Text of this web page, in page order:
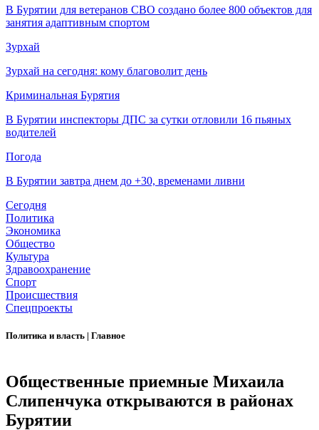
В Бурятии для ветеранов СВО создано более 800 объектов для
занятия адаптивным спортом
Зурхай
Зурхай на сегодня: кому благоволит день
Криминальная Бурятия
В Бурятии инспекторы ДПС за сутки отловили 16 пьяных
водителей
Погода
В Бурятии завтра днем до +30, временами ливни
Сегодня
Политика
Экономика
Общество
Культура
Здравоохранение
Спорт
Происшествия
Спецпроекты
Политика и власть | Главное
Общественные приемные Михаила
Слипенчука открываются в районах
Бурятии